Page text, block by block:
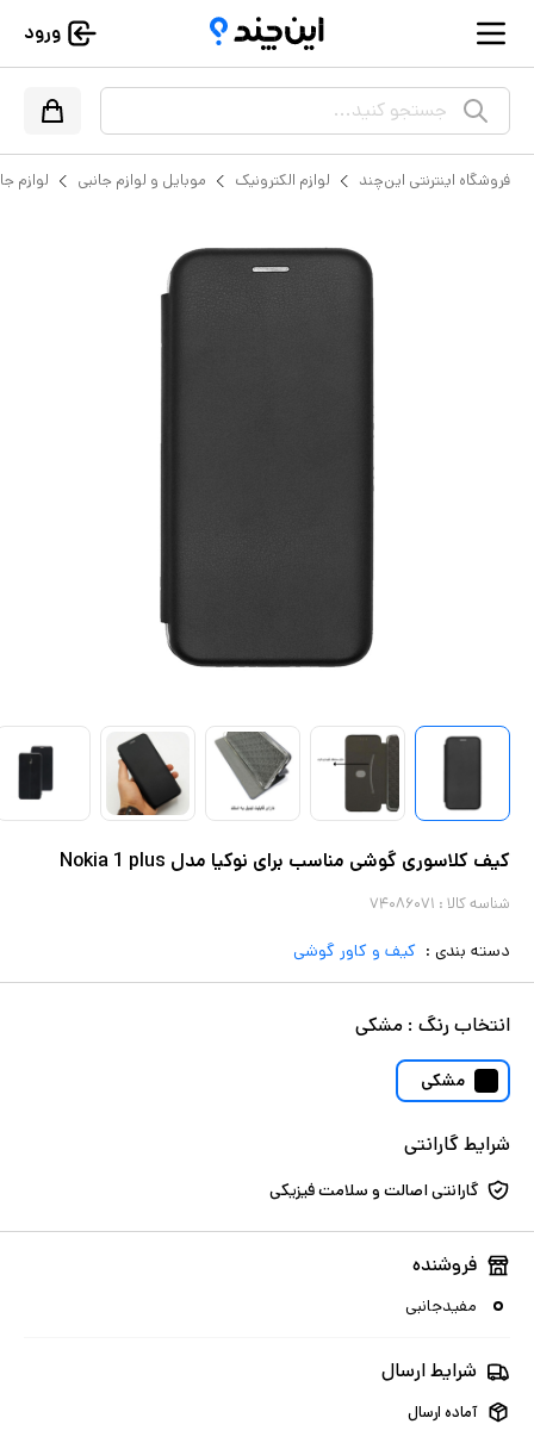
ورود
جستجو کنید...
فروشگاه اینترنتی این‌چند لوازم الکترونیک موبایل و لوازم جانبی لوازم
کیف کلاسوری گوشی مناسب برای نوکیا مدل Nokia 1 plus
شناسه کالا : ۷۴۰۸۶۰۷۱
دسته بندی : کیف و کاور گوشی
انتخابرنگ : مشکی
مشکی
شرایط گارانتی
گارانتی اصالت و سلامت فیزیکی
فروشنده
مفیدجانبی
شرایط ارسال
آماده ارسال